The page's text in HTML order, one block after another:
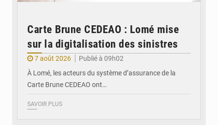
Carte Brune CEDEAO : Lomé mise
sur la digitalisation des sinistres
7 août 2026
Publié à 09h02
À Lomé, les acteurs du système d’assurance de la
Carte Brune CEDEAO ont…
SAVOIR PLUS